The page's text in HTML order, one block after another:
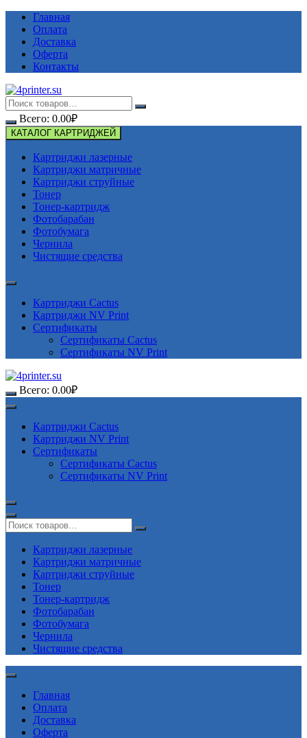
Перейти
содержимому
Главная
Оплата
Доставка
Оферта
Контакты
Всего: 0.00₽
КАТАЛОГ КАРТРИДЖЕЙ
Картриджи лазерные
Картриджи матричные
Картриджи струйные
Тонер
Тонер-картридж
Фотобарабан
Фотобумага
Чернила
Чистящие средства
Картриджи Cactus
Картриджи NV Print
Сертификаты
Сертификаты Cactus
Сертификаты NV Print
Всего: 0.00₽
Картриджи Cactus
Картриджи NV Print
Сертификаты
Сертификаты Cactus
Сертификаты NV Print
Картриджи лазерные
Картриджи матричные
Картриджи струйные
Тонер
Тонер-картридж
Фотобарабан
Фотобумага
Чернила
Чистящие средства
Главная
Оплата
Доставка
Оферта